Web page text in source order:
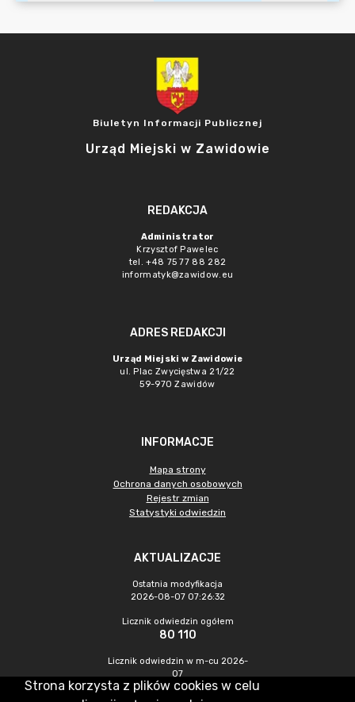
Biuletyn Informacji Publicznej
Urząd Miejski w Zawidowie
REDAKCJA
Administrator
Krzysztof Pawelec
tel. +48 75 77 88 282
informatyk@zawidow.eu
ADRES REDAKCJI
Urząd Miejski w Zawidowie
ul. Plac Zwycięstwa 21/22
59-970 Zawidów
INFORMACJE
Mapa strony
Ochrona danych osobowych
Rejestr zmian
Statystyki odwiedzin
AKTUALIZACJE
Ostatnia modyfikacja
2026-08-07 07:26:32
Licznik odwiedzin ogółem
80 110
Licznik odwiedzin w m-cu 2026-
07
228
Strona korzysta z plików cookies w celu